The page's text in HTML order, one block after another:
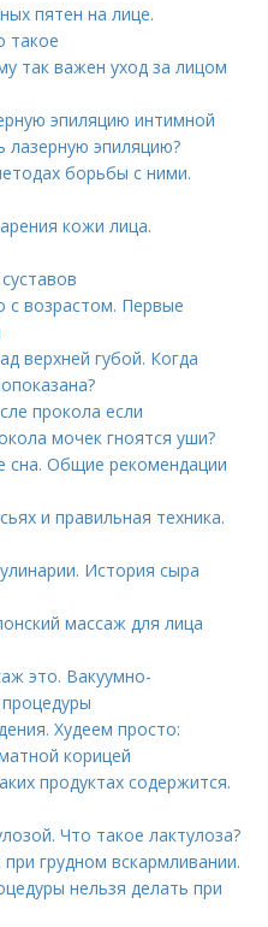
пятен на лице.
такое
так важен уход за лицом
эпиляцию интимной
лазерную эпиляцию?
борьбы с ними.
кожи лица.
с возрастом. Первые
верхней губой. Когда
прокола если
мочек гноятся уши?
сна. Общие рекомендации
и правильная техника.
История сыра
массаж для лица
это. Вакуумно-
Худеем просто:
корицей
продуктах содержится.
Что такое лактулоза?
грудном вскармливании.
нельзя делать при